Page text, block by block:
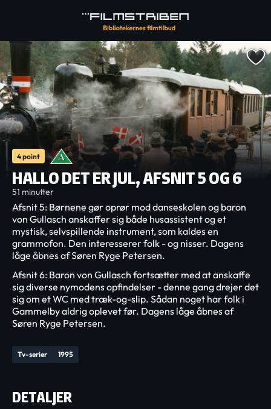
4 point
HALLO DET ER JUL, AFSNIT 5 OG 6
51 minutter
Tv-serier 1995
Afsnit 5: Børnene gør oprør mod danseskolen og baron
von Gullasch anskaffer sig både husassistent og et
mystisk, selvspillende instrument, som kaldes en
grammofon. Den interesserer folk - og nisser. Dagens
låge åbnes af Søren Ryge Petersen.
Afsnit 6: Baron von Gullasch fortsætter med at anskaffe
sig diverse nymodens opfindelser - denne gang drejer det
sig om et WC med træk-og-slip. Sådan noget har folk i
Gammelby aldrig oplevet før. Dagens låge åbnes af
Søren Ryge Petersen.
DETALJER